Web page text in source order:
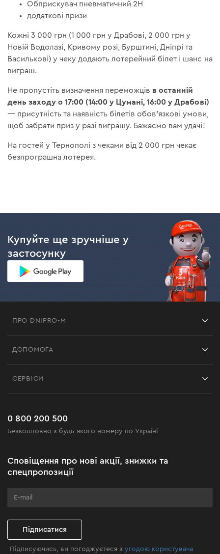
Обприскувач пневматичний 2H
додаткові призи
Кожні 3 000 грн (1 000 грн у Драбові, 2 000 грн у
Новій Водолазі, Кривому розі, Бурштині, Дніпрі та
Василькові) у чеку додають лотерейний білет і шанс на
виграш.
Не пропустіть визначення переможців в останній
день заходу о 17:00 (14:00 у Цумані, 16:00 у Драбові)
— присутність та наявність білетів обов'язкові умови,
щоб забрати приз у разі виграшу. Бажаємо вам удачі!
На гостей у Тернополі з чеками від 2 000 грн чекає
безпрограшна лотерея.
Купуйте ще зручніше у
застосунку
ПРО DNIPRO-M
Чорна п'ятниця
Клуб майстерності
ДОПОМОГА
Поширені запитання
СЕРВІСИ
0 800 200 500
Безкоштовно з будь-якого номеру по Україні
Сповіщення про нові акції, знижки та
спецпропозиції
Підписатися
Підписуючись, ви погоджуєтеся зугодою користувача